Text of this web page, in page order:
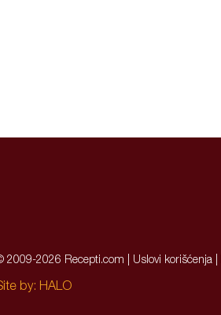
2009-2026 Recepti.com | Uslovi korišćenja
by: HALO